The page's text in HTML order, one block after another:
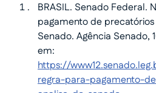
BRASIL. Senado Federal.
pagamento de
Senado. Agência Senado,
em:
https://
regra-para-pagamento-